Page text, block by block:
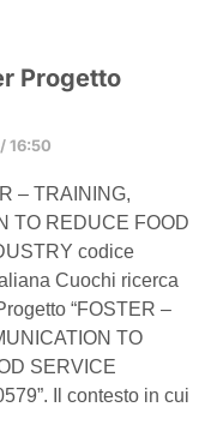
Progetto
16:50
– TRAINING,
TO REDUCE FOOD
codice
Cuochi ricerca
“FOSTER –
TO
SERVICE
Il contesto in cui